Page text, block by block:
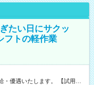
たい日にサクッ
フトの軽作業
いたします。 【試用期